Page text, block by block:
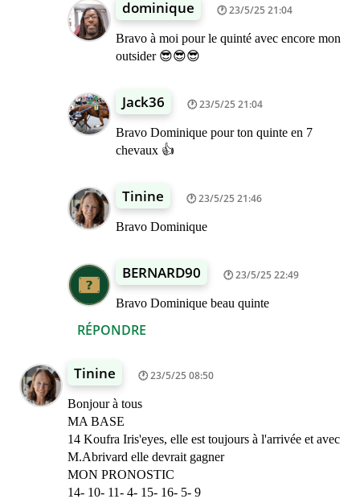
RÉPONDRE
dominique 23/5/25 21:04
Bravo à moi pour le quinté avec encore mon
outsider 😎😎😎
Jack36 23/5/25 21:04
Bravo Dominique pour ton quinte en 7
chevaux 👍
Tinine 23/5/25 21:46
Bravo Dominique
BERNARD90 23/5/25 22:49
Bravo Dominique beau quinte
Tinine 23/5/25 08:50
Bonjour à tous
MA BASE
14 Koufra Iris'eyes, elle est toujours à l'arrivée et avec
M.Abrivard elle devrait gagner
MON PRONOSTIC
14- 10- 11- 4- 15- 16- 5- 9